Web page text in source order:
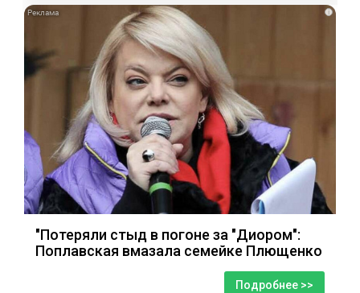
i
"Потеряли стыд в погоне за "Диором":
Поплавская вмазала семейке Плющенко
Подробнее >>